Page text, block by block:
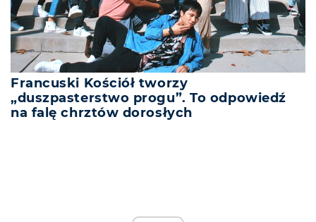
Francuski Kościół tworzy
„duszpasterstwo progu”. To odpowiedź
na falę chrztów dorosłych